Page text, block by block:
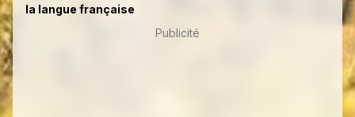
la langue française
Publicité